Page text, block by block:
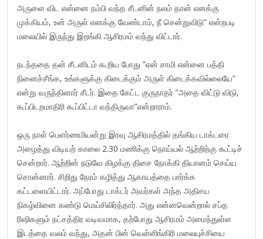
அருளை விட என்னை நம்பி வந்த சீடனின் நலம் தான் எனக்கு
முக்கியம், உன் அருள் எனக்கு வேண்டாம், நீ சென்றுவிடு” என்றபடி
மலையில் இருந்து இறங்கி ஆசிரமம் வந்து விட்டார்.
நடந்ததை தன் சீடனிடம் கூறிய போது ”ஏன் சாமி என்னை பத்தி
நினைச்சீங்க, உங்களுக்கு கிடைக்கும் அருள் கிடைக்கவில்லையே”
என்று வருந்தினார் சீடர். இதை கேட்ட குருநாதர் ”அதை விட்டு விடு,
கூப்பிடறமாதிரி கூப்பிட்டா வந்திருவா”என்றாராம்.
ஒரு நாள் பெளர்ணமியன்று இரவு ஆசிரமத்தில் தங்கிய டாக்டரை
அழைத்து விடியற் காலை 2.30 மணிக்கு நொய்யல் ஆற்றிற்கு கூட்டிச்
சென்றார். ஆற்றின் நடுவே கிழக்கு திசை நோக்கி தியானம் செய்ய
சொன்னார். சிறிது நேரம் கழித்து ஆகாயத்தை பார்க்க
கட்டளையிட்டார். அப்போது டாக்டர் அவர்கள் அந்த அதிசய
நிகழ்வினை கண்டு மெய்சிலிர்த்தார். அது என்னவென்றால் சப்த
ரிஷிகளும் நட்சத்திர வடிவமாக, தற்போது ஆசிரமம் அமைந்துள்ள
இடத்தை வலம் வந்து, அதன் பின் வெள்ளிங்கிரி மலையுச்சியை